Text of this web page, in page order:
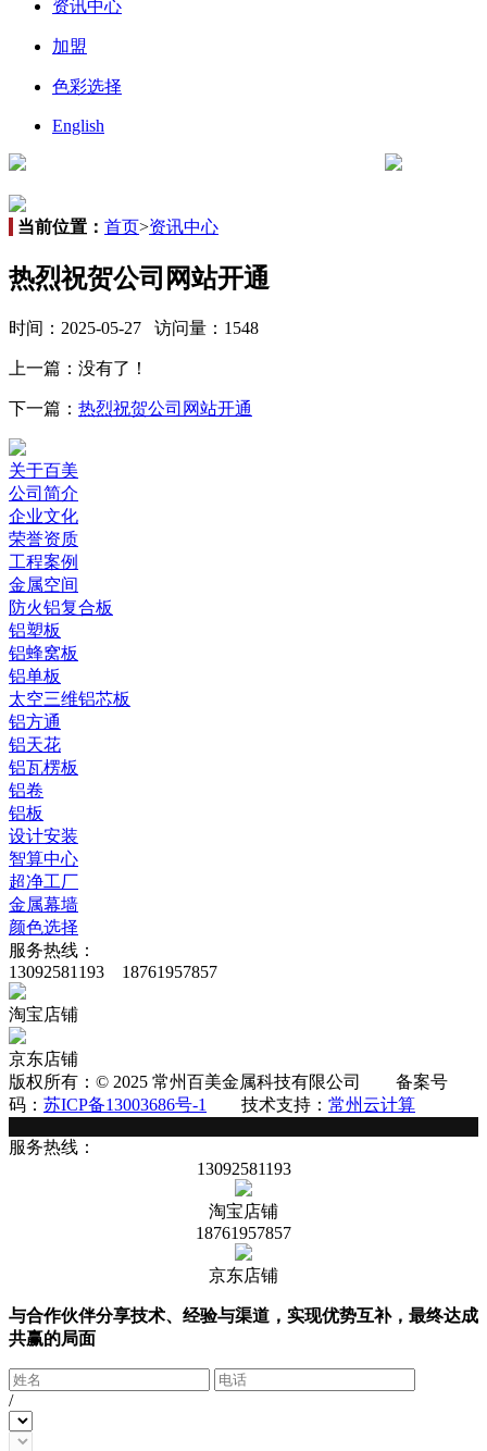
资讯中心
加盟
色彩选择
English
当前位置： 首页>资讯中心
热烈祝贺公司网站开通
时间：2025-05-27 访问量：1548
上一篇：没有了！
下一篇： 热烈祝贺公司网站开通
关于百美
公司简介
企业文化
荣誉资质
工程案例
金属空间
防火铝复合板
铝塑板
铝蜂窝板
铝单板
太空三维铝芯板
铝方通
铝天花
铝瓦楞板
铝卷
铝板
设计安装
智算中心
超净工厂
金属幕墙
颜色选择
服务热线：
13092581193 18761957857
淘宝店铺
京东店铺
版权所有：© 2025 常州百美金属科技有限公司 备案号
码： 苏ICP备13003686号-1 技术支持： 常州云计算
服务热线：
13092581193
淘宝店铺
18761957857
京东店铺
与合作伙伴分享技术、经验与渠道，实现优势互补，最终达成
共赢的局面
/